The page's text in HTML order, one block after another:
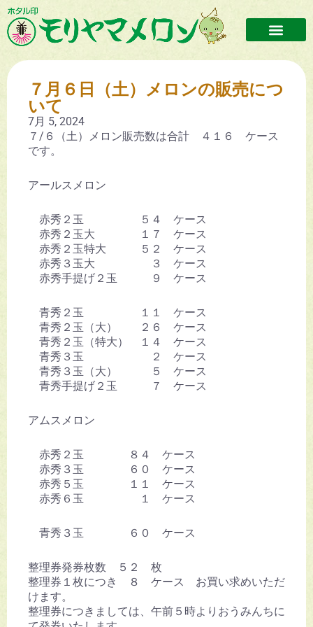
７月６日（土）メロンの販売につ
いて
7月 5, 2024
７/６（土）メロン販売数は合計 ４１６ ケース
です。
アールスメロン
赤秀２玉 ５４ ケース
赤秀２玉大 １７ ケース
赤秀２玉特大 ５２ ケース
赤秀３玉大 ３ ケース
赤秀手提げ２玉 ９ ケース
青秀２玉 １１ ケース
青秀２玉（大） ２６ ケース
青秀２玉（特大） １４ ケース
青秀３玉 ２ ケース
青秀３玉（大） ５ ケース
青秀手提げ２玉 ７ ケース
アムスメロン
赤秀２玉 ８４ ケース
赤秀３玉 ６０ ケース
赤秀５玉 １１ ケース
赤秀６玉 １ ケース
青秀３玉 ６０ ケース
整理券発券枚数 ５２ 枚
整理券１枚につき ８ ケース お買い求めいただ
けます。
整理券につきましては、午前５時よりおうみんちに